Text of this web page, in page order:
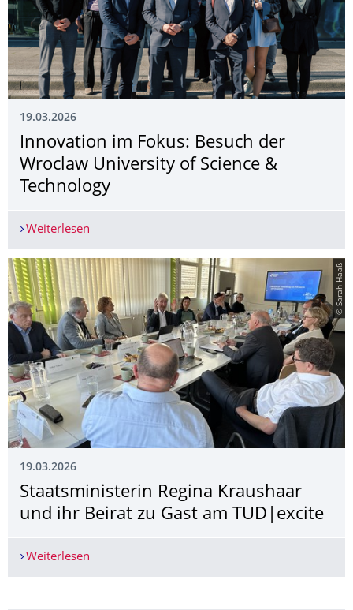
19.03.2026
Innovation im Fokus: Besuch der
Wroclaw University of Science &
Technology
Weiterlesen
© Sarah Haaß
19.03.2026
Staatsministerin Regina Kraushaar
und ihr Beirat zu Gast am TUD|excite
Weiterlesen